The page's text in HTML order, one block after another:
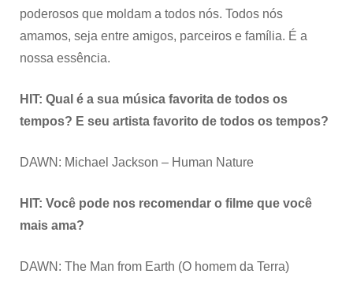
poderosos que moldam a todos nós. Todos nós
amamos, seja entre amigos, parceiros e família. É a
nossa essência.
HIT: Qual é a sua música favorita de todos os
tempos? E seu artista favorito de todos os tempos?
DAWN: Michael Jackson – Human Nature
HIT: Você pode nos recomendar o filme que você
mais ama?
DAWN: The Man from Earth (O homem da Terra)